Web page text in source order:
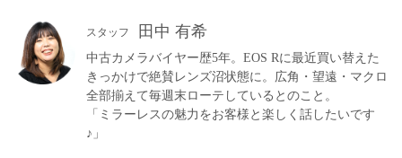
スタッフ 田中 有希
中古カメラバイヤー歴5年。EOS Rに最近買い替えた
きっかけで絶賛レンズ沼状態に。広角・望遠・マクロ
全部揃えて毎週末ローテしているとのこと。
「ミラーレスの魅力をお客様と楽しく話したいです
♪」